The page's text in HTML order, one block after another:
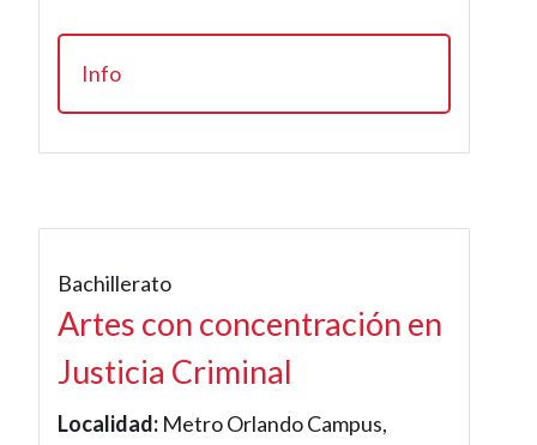
Info
Bachillerato
Artes con concentración en
Justicia Criminal
Localidad: Metro Orlando Campus,